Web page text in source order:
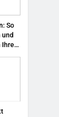
So
und
Ihren